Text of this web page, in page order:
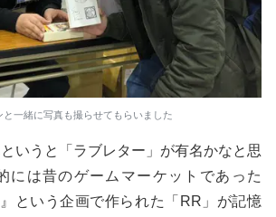
と一緒に写真も撮らせてもらいました
いうと「ラブレター」が有名かなと思
には昔のゲームマーケットであった
』という企画で作られた「RR」が記憶